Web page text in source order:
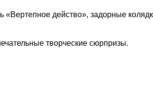
действо», задорные
творческие сюрпризы.